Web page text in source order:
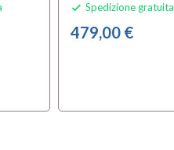
 Spedizione gratuita
479,00 €